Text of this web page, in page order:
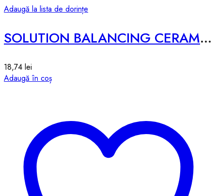
Adaugă la lista de dorințe
SOLUTION BALANCING CERAMIDE SHEET MASK – 25ml
18,74 lei
Adaugă în coș